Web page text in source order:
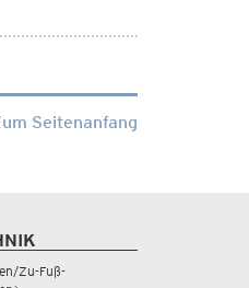
Seitenanfang
Zu-Fuß-